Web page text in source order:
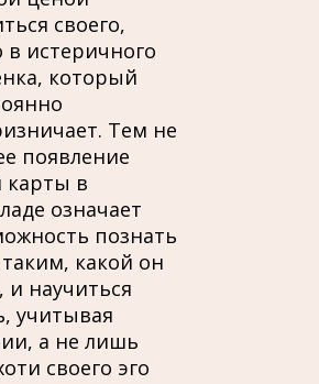
своего,
в истеричного
который
Тем не
появление
карты в
означает
познать
какой он
и научиться
учитывая
а не лишь
своего эго